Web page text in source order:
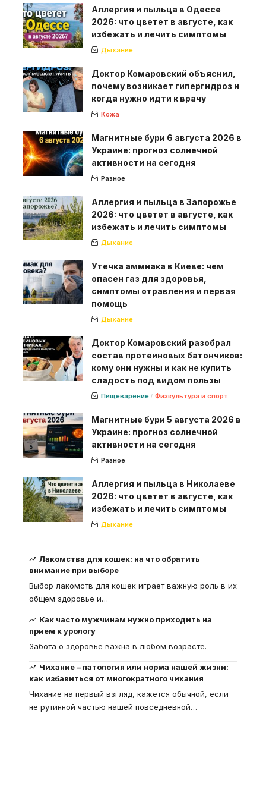
Аллергия и пыльца в Одессе
2026: что цветет в августе, как
избежать и лечить симптомы
Дыхание
Доктор Комаровский объяснил,
почему возникает гипергидроз и
когда нужно идти к врачу
Кожа
Магнитные бури 6 августа 2026 в
Украине: прогноз солнечной
активности на сегодня
Разное
Аллергия и пыльца в Запорожье
2026: что цветет в августе, как
избежать и лечить симптомы
Дыхание
Утечка аммиака в Киеве: чем
опасен газ для здоровья,
симптомы отравления и первая
помощь
Дыхание
Доктор Комаровский разобрал
состав протеиновых батончиков:
кому они нужны и как не купить
сладость под видом пользы
Пищеварение Физкультура и спорт
Магнитные бури 5 августа 2026 в
Украине: прогноз солнечной
активности на сегодня
Разное
Аллергия и пыльца в Николаеве
2026: что цветет в августе, как
избежать и лечить симптомы
Дыхание
Лакомства для кошек: на что обратить
внимание при выборе
Выбор лакомств для кошек играет важную роль в их
общем здоровье и…
Как часто мужчинам нужно приходить на
прием к урологу
Забота о здоровье важна в любом возрасте.
Чихание – патология или норма нашей жизни:
как избавиться от многократного чихания
Чихание на первый взгляд, кажется обычной, если
не рутинной частью нашей повседневной…